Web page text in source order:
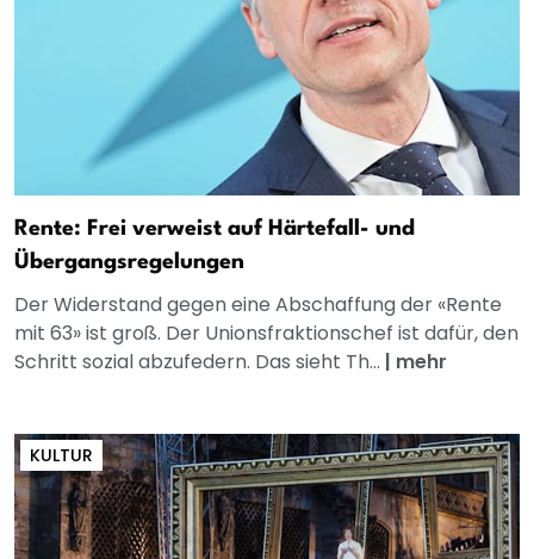
Rente: Frei verweist auf Härtefall- und
Übergangsregelungen
Der Widerstand gegen eine Abschaffung der «Rente
mit 63» ist groß. Der Unionsfraktionschef ist dafür, den
Schritt sozial abzufedern. Das sieht Th... | mehr
KULTUR